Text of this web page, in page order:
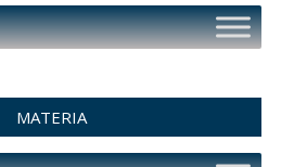
MATERIA